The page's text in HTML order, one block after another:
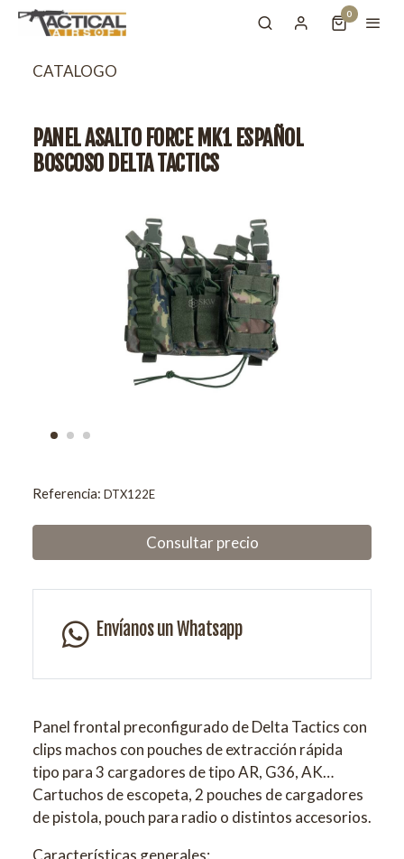
0
CATALOGO
PANEL ASALTO FORCE MK1 ESPAÑOL
BOSCOSO DELTA TACTICS
Referencia: DTX122E
Consultar precio
Envíanos un Whatsapp
Panel frontal preconfigurado de Delta Tactics con
clips machos con pouches de extracción rápida
tipo para 3 cargadores de tipo AR, G36, AK…
Cartuchos de escopeta, 2 pouches de cargadores
de pistola, pouch para radio o distintos accesorios.
Características generales: